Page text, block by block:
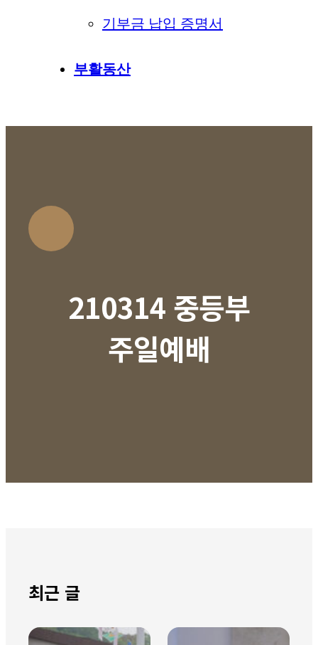
기부금 납입 증명서
부활동산
210314 중등부
주일예배
최근 글